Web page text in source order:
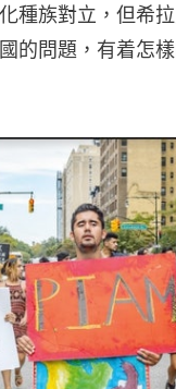
種族對立，但希
的問題，有着怎